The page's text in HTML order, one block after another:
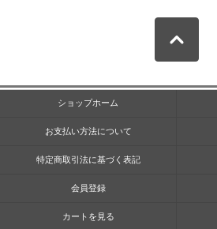
ショップホーム
お支払い方法について
特定商取引法に基づく表記
会員登録
カートを見る